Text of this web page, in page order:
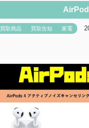
買取商品 買取告知 家電